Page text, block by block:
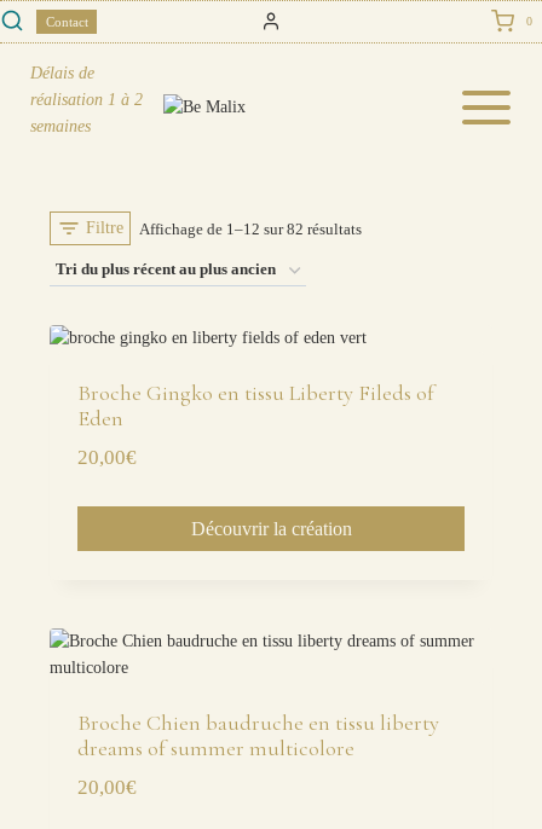
Skip
to
content
Contact 0
Délais de
réalisation 1 à 2
semaines
Filtre Affichage de 1–12 sur 82 résultatsTrié
récent
Broche Gingko en tissu Liberty Fileds of
Eden
20,00€
Découvrir la création
Broche Chien baudruche en tissu liberty
dreams of summer multicolore
20,00€